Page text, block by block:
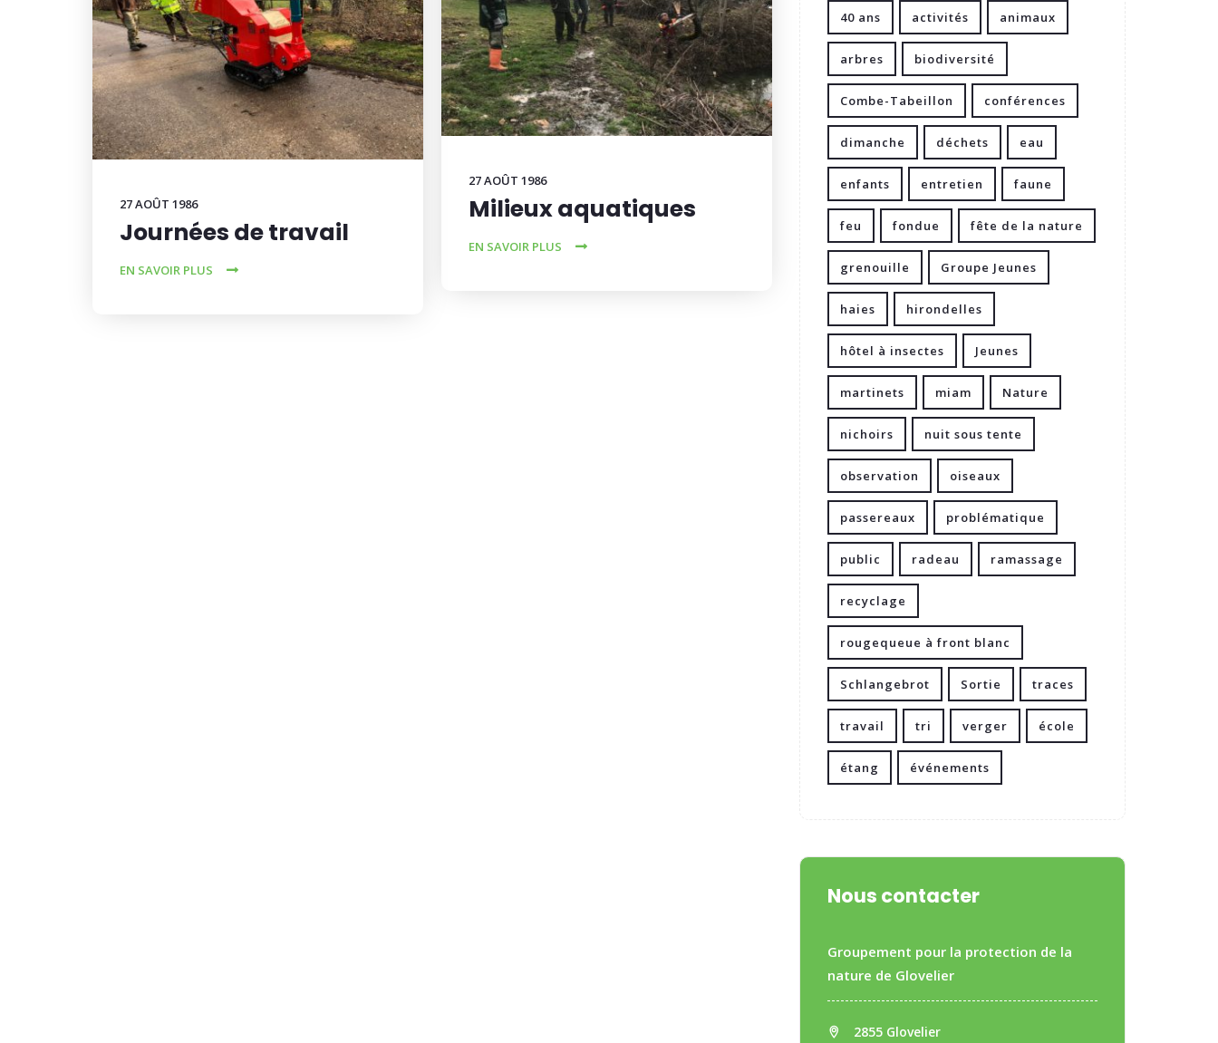
27 AOÛT 1986
Milieux aquatiques
EN SAVOIR PLUS
27 AOÛT 1986
Journées de travail
EN SAVOIR PLUS
40 ans activités animaux
arbres biodiversité
Combe-Tabeillon conférences
dimanche déchets eau
enfants entretien faune
feu fondue fête de la nature
grenouille Groupe Jeunes
haies hirondelles
hôtel à insectes Jeunes
martinets miam Nature
nichoirs nuit sous tente
observation oiseaux
passereaux problématique
public radeau ramassage
recyclage
rougequeue à front blanc
Schlangebrot Sortie traces
travail tri verger école
étang événements
Nous contacter
Groupement pour la protection de la
nature de Glovelier
2855 Glovelier